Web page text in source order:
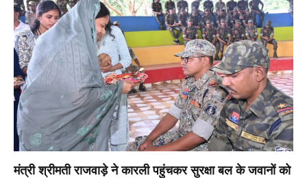
मंत्री श्रीमती राजवाड़े ने कारली पहुंचकर सुरक्षा बल के जवानों को